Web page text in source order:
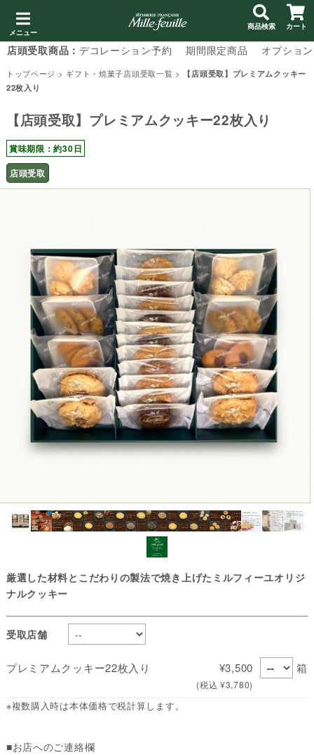
メニュー
商品検索 カート
店頭受取商品： デコレーション予約 期間限定商品 オプショ
トップページ > ギフト・焼菓子店頭受取一覧 >
【店頭受取】プレミアムクッキー
22枚入り
【店頭受取】プレミアムクッキー22枚入り
賞味期限：約30日
店頭受取
厳選した材料とこだわりの製法で焼き上げたミルフィーユオリジ
ナルクッキー
受取店舗
プレミアムクッキー22枚入り ¥3,500
(税込 ¥3,780)
箱
※複数購入時は本体価格で税計算します。
■お店へのご連絡欄